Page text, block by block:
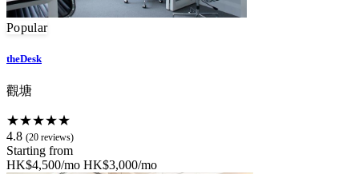
Popular
theDesk
觀塘
★★★★★
4.8 (20 reviews)
Starting from
HK$4,500/mo HK$3,000/mo